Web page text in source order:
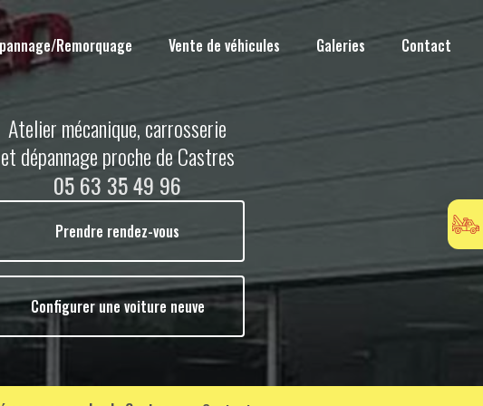
Remorquage Vente de véhicules Galeries Contact
Atelier mécanique, carrosserie
et dépannage proche de Castres
05 63 35 49 96
Prendre rendez-vous
Configurer une voiture neuve